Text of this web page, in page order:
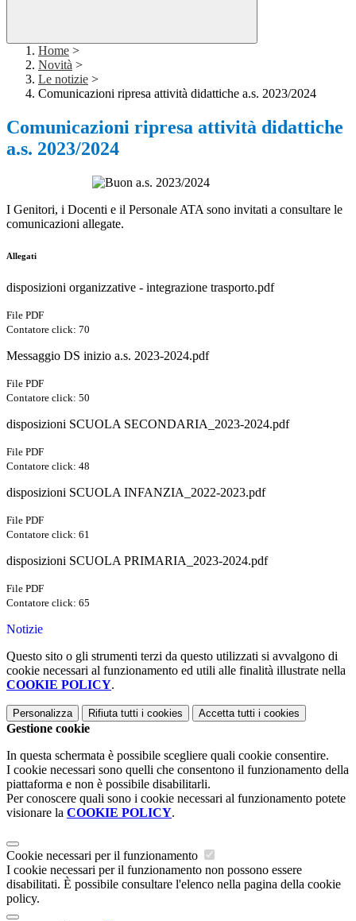
Home >
Novità >
Le notizie >
Comunicazioni ripresa attività didattiche a.s. 2023/2024
Comunicazioni ripresa attività didattiche
a.s. 2023/2024
I Genitori, i Docenti e il Personale ATA sono invitati a consultare le
comunicazioni allegate.
Allegati
disposizioni organizzative - integrazione trasporto.pdf
File PDF
Contatore click: 70
Messaggio DS inizio a.s. 2023-2024.pdf
File PDF
Contatore click: 50
disposizioni SCUOLA SECONDARIA_2023-2024.pdf
File PDF
Contatore click: 48
disposizioni SCUOLA INFANZIA_2022-2023.pdf
File PDF
Contatore click: 61
disposizioni SCUOLA PRIMARIA_2023-2024.pdf
File PDF
Contatore click: 65
Notizie
Questo sito o gli strumenti terzi da questo utilizzati si avvalgono di
cookie necessari al funzionamento ed utili alle finalità illustrate nella
COOKIE POLICY.
Personalizza Rifiuta tutti i cookies Accetta tutti i cookies
Gestione cookie
In questa schermata è possibile scegliere quali cookie consentire.
I cookie necessari sono quelli che consentono il funzionamento della
piattaforma e non è possibile disabilitarli.
Per conoscere quali sono i cookie necessari al funzionamento potete
visionare la COOKIE POLICY.
Cookie necessari per il funzionamento
I cookie necessari per il funzionamento non possono essere
disabilitati. È possibile consultare l'elenco nella pagina della cookie
policy.